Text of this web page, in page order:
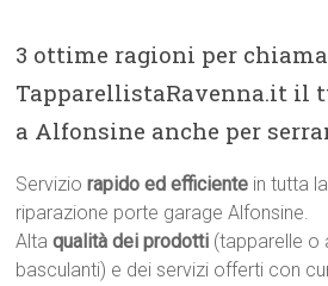
3 ottime ragioni per
TapparellistaRavenna.it il
a Alfonsine anche per
Serviziorapido ed efficiente in tutta
riparazione porte garage Alfonsine.
Altaqualità dei prodotti (tapparelle o
basculanti) e dei servizi offerti con